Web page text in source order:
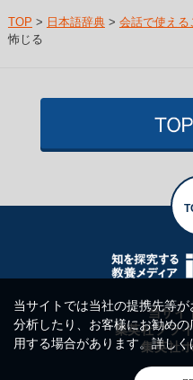
TOP > 日本語辞典> 会話で使える
怖じる
当サイ
集英社プラ
集英社
当サイトでは当社の提携先等
分析したり、お客様にお勧め
用する場合があります。詳しく